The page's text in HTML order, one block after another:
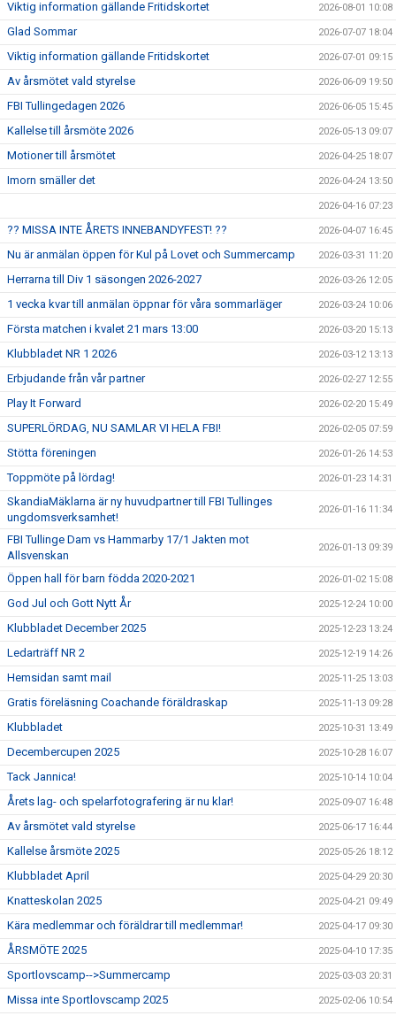
Viktig information gällande Fritidskortet 2026-08-01 10:08
Glad Sommar 2026-07-07 18:04
Viktig information gällande Fritidskortet 2026-07-01 09:15
Av årsmötet vald styrelse 2026-06-09 19:50
FBI Tullingedagen 2026 2026-06-05 15:45
Kallelse till årsmöte 2026 2026-05-13 09:07
Motioner till årsmötet 2026-04-25 18:07
Imorn smäller det 2026-04-24 13:50
2026-04-16 07:23
?? MISSA INTE ÅRETS INNEBANDYFEST! ?? 2026-04-07 16:45
Nu är anmälan öppen för Kul på Lovet och Summercamp 2026-03-31 11:20
Herrarna till Div 1 säsongen 2026-2027 2026-03-26 12:05
1 vecka kvar till anmälan öppnar för våra sommarläger 2026-03-24 10:06
Första matchen i kvalet 21 mars 13:00 2026-03-20 15:13
Klubbladet NR 1 2026 2026-03-12 13:13
Erbjudande från vår partner 2026-02-27 12:55
Play It Forward 2026-02-20 15:49
SUPERLÖRDAG, NU SAMLAR VI HELA FBI! 2026-02-05 07:59
Stötta föreningen 2026-01-26 14:53
Toppmöte på lördag! 2026-01-23 14:31
SkandiaMäklarna är ny huvudpartner till FBI Tullinges
ungdomsverksamhet!
2026-01-16 11:34
FBI Tullinge Dam vs Hammarby 17/1 Jakten mot
Allsvenskan
2026-01-13 09:39
Öppen hall för barn födda 2020-2021 2026-01-02 15:08
God Jul och Gott Nytt År 2025-12-24 10:00
Klubbladet December 2025 2025-12-23 13:24
Ledarträff NR 2 2025-12-19 14:26
Hemsidan samt mail 2025-11-25 13:03
Gratis föreläsning Coachande föräldraskap 2025-11-13 09:28
Klubbladet 2025-10-31 13:49
Decembercupen 2025 2025-10-28 16:07
Tack Jannica! 2025-10-14 10:04
Årets lag- och spelarfotografering är nu klar! 2025-09-07 16:48
Av årsmötet vald styrelse 2025-06-17 16:44
Kallelse årsmöte 2025 2025-05-26 18:12
Klubbladet April 2025-04-29 20:30
Knatteskolan 2025 2025-04-21 09:49
Kära medlemmar och föräldrar till medlemmar! 2025-04-17 09:30
ÅRSMÖTE 2025 2025-04-10 17:35
Sportlovscamp-->Summercamp 2025-03-03 20:31
Missa inte Sportlovscamp 2025 2025-02-06 10:54